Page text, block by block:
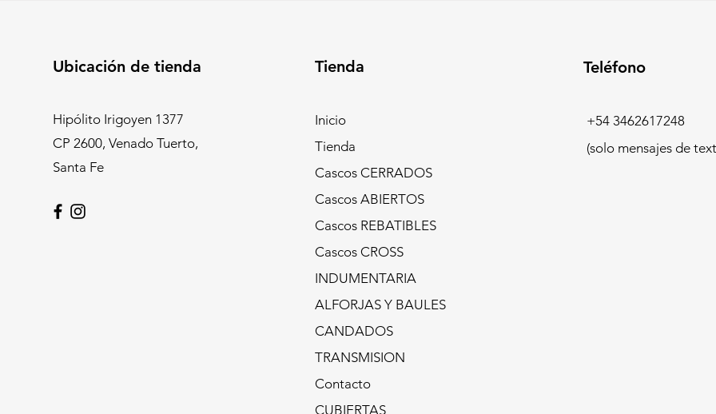
Ubicación de tienda
Hipólito Irigoyen 1377
CP 2600, Venado Tuerto,
Santa Fe
Tienda
Inicio
Tienda
Cascos CERRADOS
Cascos ABIERTOS
Cascos REBATIBLES
Cascos CROSS
INDUMENTARIA
ALFORJAS Y BAULES
CANDADOS
TRANSMISION
Contacto
CUBIERTAS
Teléfono
+54 3462617248
(solo mensajes de